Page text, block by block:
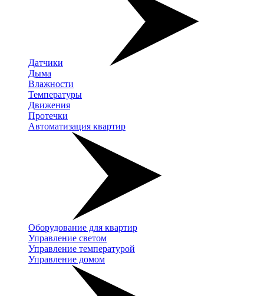
Датчики
Дыма
Влажности
Температуры
Движения
Протечки
Автоматизация квартир
Оборудование для квартир
Управление светом
Управление температурой
Управление домом